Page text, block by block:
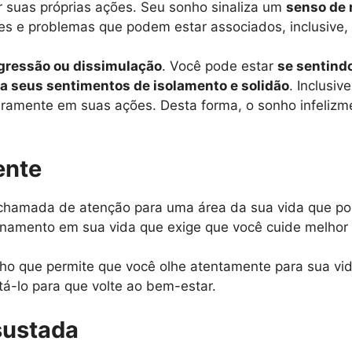
próprias ações. Seu sonho sinaliza um senso de
e problemas que podem estar associados, inclusive,
ou dissimulação. Você pode estar se
seus sentimentos de isolamento e solidão.
em suas ações. Desta forma, o sonho
de atenção para uma área da sua vida que
em sua vida que exige que você cuide
que permite que você olhe atentamente para sua
lo para que volte ao bem-estar.